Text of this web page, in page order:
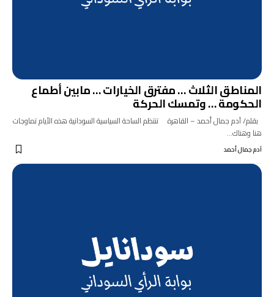
المناطق الثلاث … مفترق الخيارات … مابين أطماع
الحكومة … وتمسك الحركة
بقلم/ آدم جمال أحمد – القاهرة تنتظم الساحة السياسية السودانية هذه الأيام تماوجات
هنا وهناك…
آدم جمال أحمد